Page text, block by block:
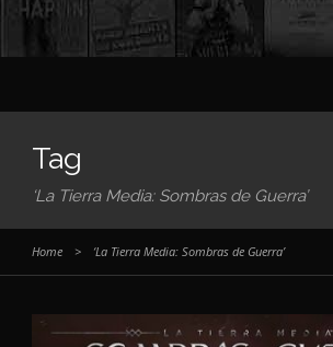
Tag
‘La Tierra Media: Sombras de Guerra’
Home > ‘La Tierra Media: Sombras de Guerra’